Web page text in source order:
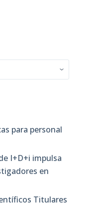
para personal
I+D+i impulsa
en
Titulares